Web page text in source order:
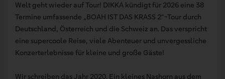
Welt geht wieder auf Tour! DIKKA kündigt für 2026 eine 38
Termine umfassende „BOAH IST DAS KRASS 2“-Tour durch
Deutschland, Österreich und die Schweiz an. Das verspricht
eine supercoole Reise, viele Abenteuer und unvergessliche
Konzerterlebnisse für kleine und große Gäste!
Wir schreiben das Jahr 2020. Ein kleines Nashorn aus dem